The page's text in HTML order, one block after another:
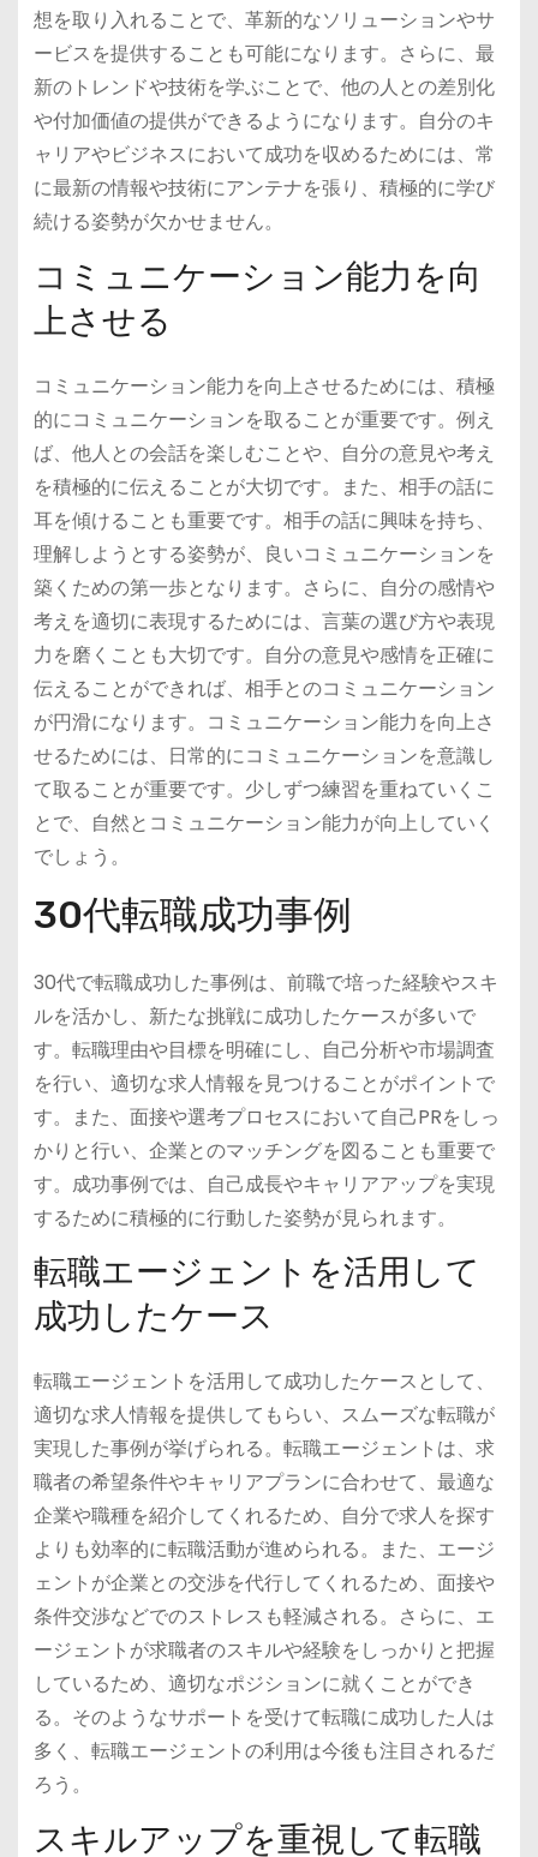
想を取り入れることで、革新的なソリューションやサ
ービスを提供することも可能になります。さらに、最
新のトレンドや技術を学ぶことで、他の人との差別化
や付加価値の提供ができるようになります。自分のキ
ャリアやビジネスにおいて成功を収めるためには、常
に最新の情報や技術にアンテナを張り、積極的に学び
続ける姿勢が欠かせません。
コミュニケーション能力を向
上させる
コミュニケーション能力を向上させるためには、積極
的にコミュニケーションを取ることが重要です。例え
ば、他人との会話を楽しむことや、自分の意見や考え
を積極的に伝えることが大切です。また、相手の話に
耳を傾けることも重要です。相手の話に興味を持ち、
理解しようとする姿勢が、良いコミュニケーションを
築くための第一歩となります。さらに、自分の感情や
考えを適切に表現するためには、言葉の選び方や表現
力を磨くことも大切です。自分の意見や感情を正確に
伝えることができれば、相手とのコミュニケーション
が円滑になります。コミュニケーション能力を向上さ
せるためには、日常的にコミュニケーションを意識し
て取ることが重要です。少しずつ練習を重ねていくこ
とで、自然とコミュニケーション能力が向上していく
でしょう。
30代転職成功事例
30代で転職成功した事例は、前職で培った経験やスキ
ルを活かし、新たな挑戦に成功したケースが多いで
す。転職理由や目標を明確にし、自己分析や市場調査
を行い、適切な求人情報を見つけることがポイントで
す。また、面接や選考プロセスにおいて自己PRをしっ
かりと行い、企業とのマッチングを図ることも重要で
す。成功事例では、自己成長やキャリアアップを実現
するために積極的に行動した姿勢が見られます。
転職エージェントを活用して
成功したケース
転職エージェントを活用して成功したケースとして、
適切な求人情報を提供してもらい、スムーズな転職が
実現した事例が挙げられる。転職エージェントは、求
職者の希望条件やキャリアプランに合わせて、最適な
企業や職種を紹介してくれるため、自分で求人を探す
よりも効率的に転職活動が進められる。また、エージ
ェントが企業との交渉を代行してくれるため、面接や
条件交渉などでのストレスも軽減される。さらに、エ
ージェントが求職者のスキルや経験をしっかりと把握
しているため、適切なポジションに就くことができ
る。そのようなサポートを受けて転職に成功した人は
多く、転職エージェントの利用は今後も注目されるだ
ろう。
スキルアップを重視して転職